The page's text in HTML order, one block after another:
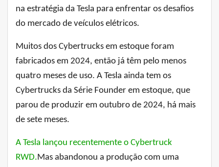
na estratégia da Tesla para enfrentar os desafios
do mercado de veículos elétricos.
Muitos dos Cybertrucks em estoque foram
fabricados em 2024, então já têm pelo menos
quatro meses de uso. A Tesla ainda tem os
Cybertrucks da Série Founder em estoque, que
parou de produzir em outubro de 2024, há mais
de sete meses.
A Tesla lançou recentemente o Cybertruck
RWD.Mas abandonou a produção com uma